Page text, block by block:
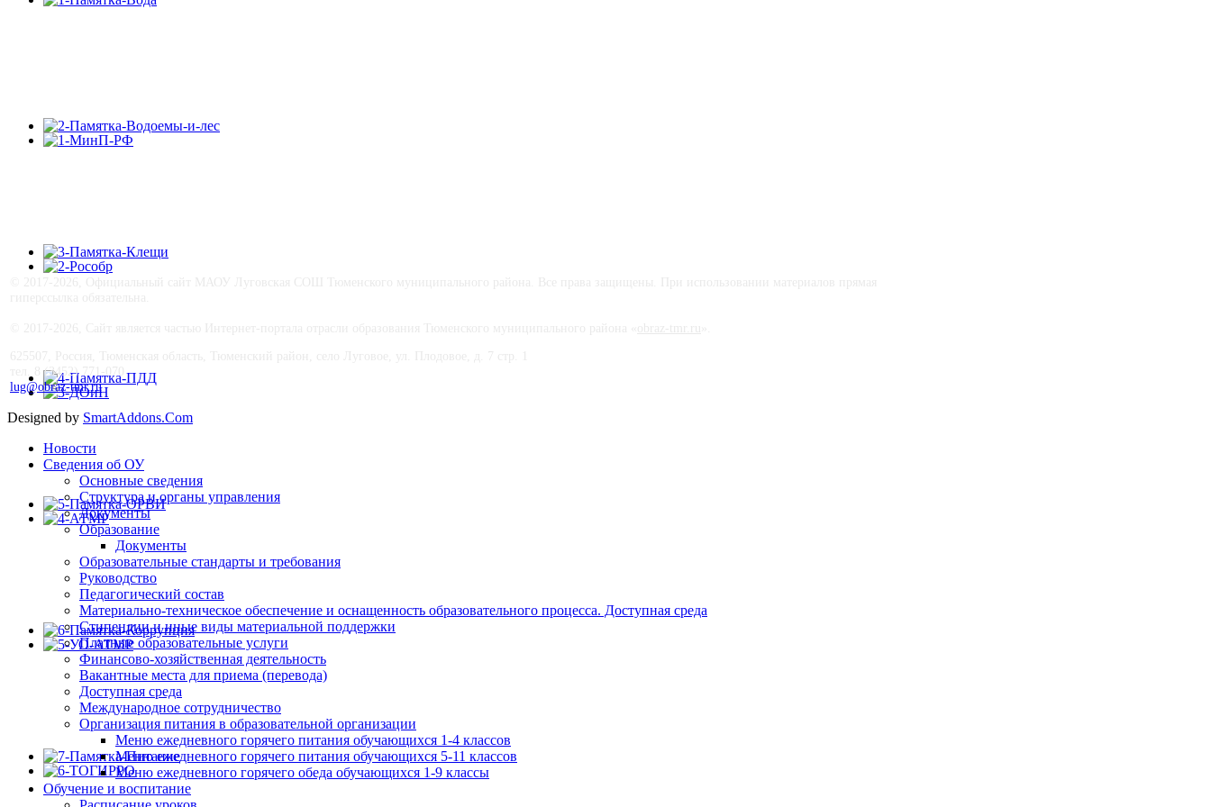
тел. 8 (3452) 771-070
lug@obraz-tmr.ru
Designed by SmartAddons.Com
Новости
Сведения об ОУ
Основные сведения
Структура и органы управления
Документы
Образование
Документы
Образовательные стандарты и требования
Руководство
Педагогический состав
Материально-техническое обеспечение и оснащенность образовательного процесса. Доступная среда
Стипендии и иные виды материальной поддержки
Платные образовательные услуги
Финансово-хозяйственная деятельность
Вакантные места для приема (перевода)
Доступная среда
Международное сотрудничество
Организация питания в образовательной организации
Меню ежедневного горячего питания обучающихся 1-4 классов
Меню ежедневного горячего питания обучающихся 5-11 классов
Меню ежедневного горячего обеда обучающихся 1-9 классы
Обучение и воспитание